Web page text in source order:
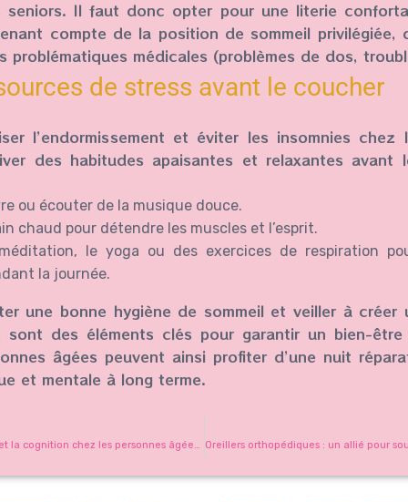
seniors. Il faut donc opter pour une literie
compte de la position de sommeil privilégiée,
problématiques médicales (problèmes de dos,
de stress avant le coucher
l’endormissement et éviter les insomnies
des habitudes apaisantes et relaxantes avant
ou écouter de la musique douce.
chaud pour détendre les muscles et l’esprit.
le yoga ou des exercices de respiration
la journée.
une bonne hygiène de sommeil et veiller à créer
sont des éléments clés pour garantir un bien-
âgées peuvent ainsi profiter d’une nuit
et mentale à long terme.
Améliorer la mémoire et la cognition chez les personnes âgées : conseils et solutions